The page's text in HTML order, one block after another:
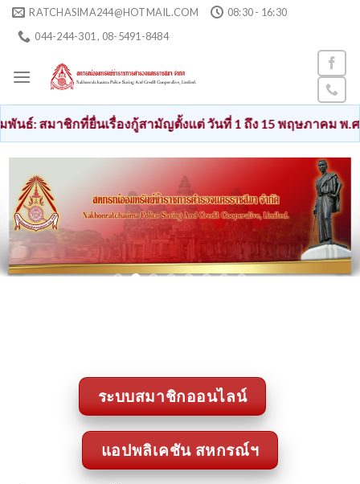
Skip RATCHASIMA244@HOTMAIL.COM
08:30 - 16:30
044-244-301 , 08-5491-8484
นเรื่องกู้สามัญตั้งแต่ วันที่ 1 ถึง 15 พฤษภาคม พ.ศ. 2569 เงินกู้
ระบบสมาชิกออนไลน์
แอปพลิเคชัน สหกรณ์ฯ